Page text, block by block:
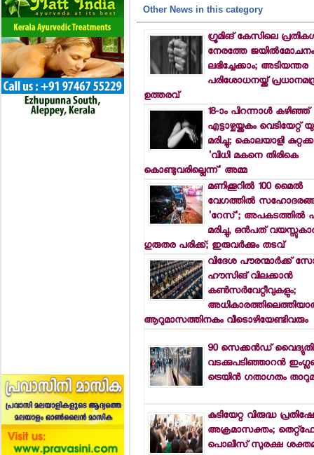
Other News in this category
ഗ്രൂമിങ് കേസിലെ
നേരത്തേ ജയില്‍മോചനം
ലഭിച്ചേക്കാം; അടിയന്തര
പരിശോധനയ്ക്ക്
ഉത്തരവ്
18-ാം പിറന്നാള്‍ കഴിഞ്ഞ്
എട്ടാഴ്ചയ്ക്കകം വെടിയേറ്റ്
മരിച്ചു; കൊലയാളി
'വിധി മകനെ തിരികെ
കൊണ്ടുവരില്ലെന്ന്' അമ്മ
മണിക്കൂറില്‍ 100 മൈല്‍
വേഗത്തില്‍
'റേസ്'; അപകടത്തില്‍
മരിച്ചു, ഒന്‍പത്
ഗുരുതര പരിക്ക്; ഇരുവര്‍ക്കും തടവ്
വിദേശ പൗരന്മാര്‍ക്ക്
ഹൗസിങ് വിലക്കാന്‍
കണ്‍സര്‍വേറ്റീവുകളും;
ആറുമാസത്തിനകം വീടൊഴിയേണ്ടിവരും
90 സെക്കന്‍ഡ് വൈദ്യുതി
വടക്കുപടിഞ്ഞാറന്‍
ട്രെയിന്‍ ഗതാഗതം
കുടിയേറ്റ വിരുദ്ധ
അക്രമാസക്തം;
പൊലീസ് സുരക്ഷ